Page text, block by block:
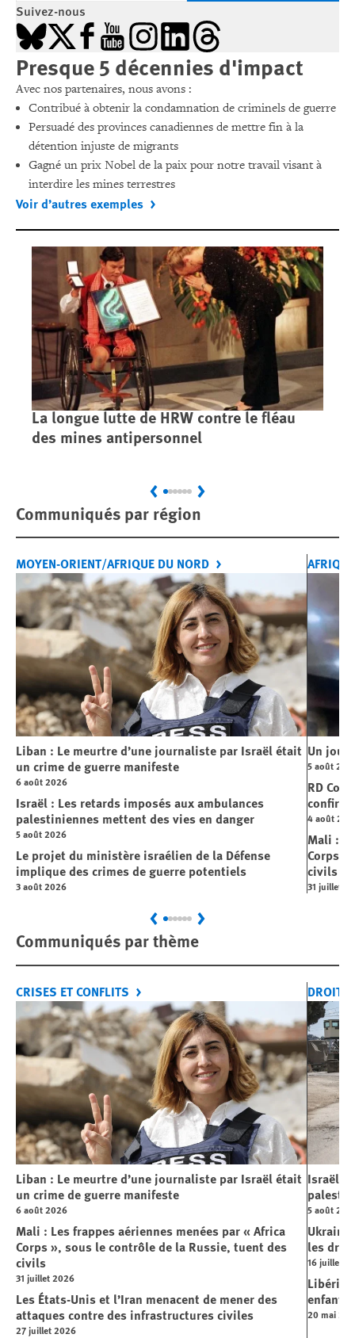
Suivez-nous
Bluesky
X Facebook
YouTubeInstagramLinkedInThreads
Presque 5 décennies d'impact
Avec nos partenaires, nous avons :
Contribué à obtenir la condamnation de criminels de guerre
Persuadé des provinces canadiennes de mettre fin à la
détention injuste de migrants
Gagné un prix Nobel de la paix pour notre travail visant à
interdire les mines terrestres
Voir d’autres exemples
La longue lutte de HRW contre le fléau
des mines antipersonnel
PreviousNext
Communiqués par région
MOYEN-ORIENT/AFRIQUE DU NORD
Liban : Le meurtre d’une journaliste par Israël était
un crime de guerre manifeste
6 août 2026
Israël : Les retards imposés aux ambulances
palestiniennes mettent des vies en danger
5 août 2026
Le projet du ministère israélien de la Défense
implique des crimes de guerre potentiels
3 août 2026
AFRIQUE
Un
5 août
RD
4 août
Mali :
Corps
civils
31 juillet
PreviousNext
Communiqués par thème
CRISES ET CONFLITS
Liban : Le meurtre d’une journaliste par Israël était
un crime de guerre manifeste
6 août 2026
Mali : Les frappes aériennes menées par « Africa
Corps », sous le contrôle de la Russie, tuent des
civils
31 juillet 2026
Les États-Unis et l’Iran menacent de mener des
attaques contre des infrastructures civiles
27 juillet 2026
DROITS
Israël :
5 août
Ukraine
les
16 juillet
Libéria
enfants
20 mai